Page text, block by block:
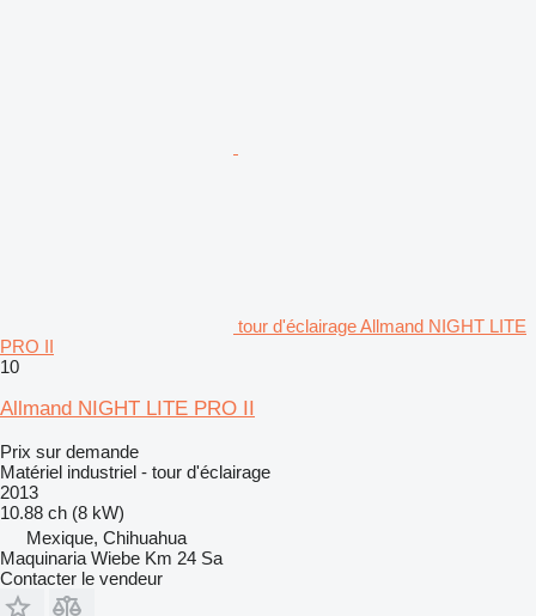
tour d'éclairage Allmand NIGHT LITE
PRO II
10
Allmand NIGHT LITE PRO II
Prix sur demande
Matériel industriel - tour d'éclairage
2013
10.88 ch (8 kW)
Mexique, Chihuahua
Maquinaria Wiebe Km 24 Sa
Contacter le vendeur